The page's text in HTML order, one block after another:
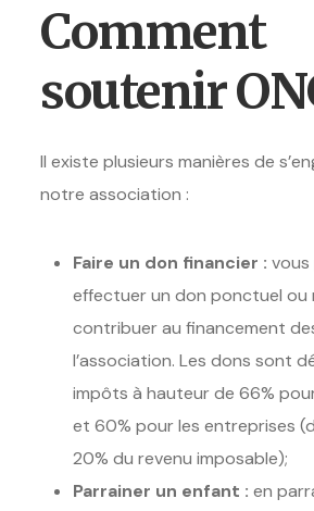
Comment
soutenir
Il existe plusieurs manières de
notre association :
Faire un don financier : vous
effectuer un don ponctuel ou
contribuer au financement
l’association. Les dons sont
impôts à hauteur de 66%
et 60% pour les entreprises
20% du revenu imposable);
Parrainer un enfant : en